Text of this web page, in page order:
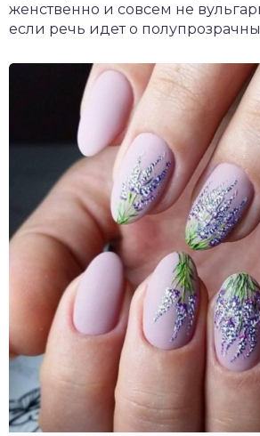
женственно и совсем не
если речь идет о